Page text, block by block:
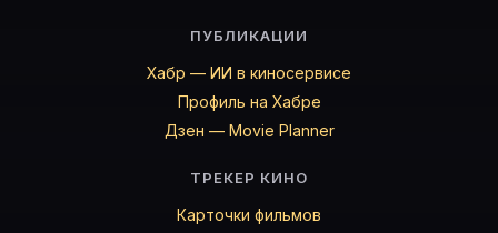
ПУБЛИКАЦИИ
Хабр — ИИ в киносервисе
Профиль на Хабре
Дзен — Movie Planner
ТРЕКЕР КИНО
Карточки фильмов